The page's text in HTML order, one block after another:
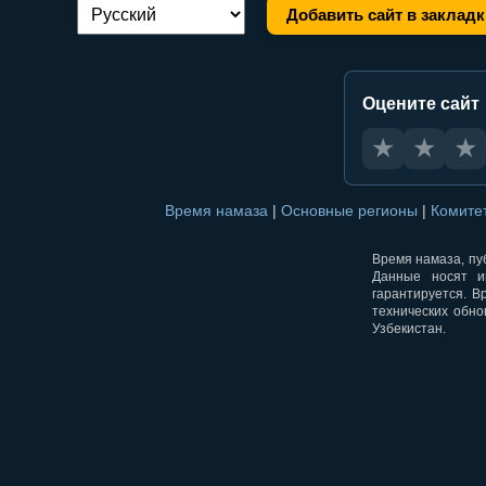
Переключение языка: Добавить сайт в
Оцените сайт
★ ★ ★
Время намаза | Основные регионы |
Время намаза,
Данные носят
гарантируется.
технических
Узбекистан.